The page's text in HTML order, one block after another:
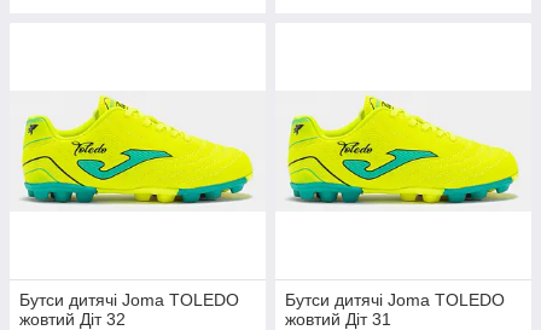
Бутси дитячі Joma TOLEDO
жовтий Діт 32
Бутси дитячі Joma TOLEDO
жовтий Діт 31